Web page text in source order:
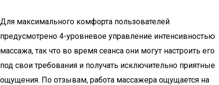
Для максимального комфорта пользователей
предусмотрено 4-уровневое управление интенсивностью
массажа, так что во время сеанса они могут настроить его
под свои требования и получать исключительно приятные
ощущения. По отзывам, работа массажера ощущается на